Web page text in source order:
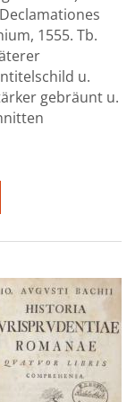
1555. Tb.
u.
gebräunt u.